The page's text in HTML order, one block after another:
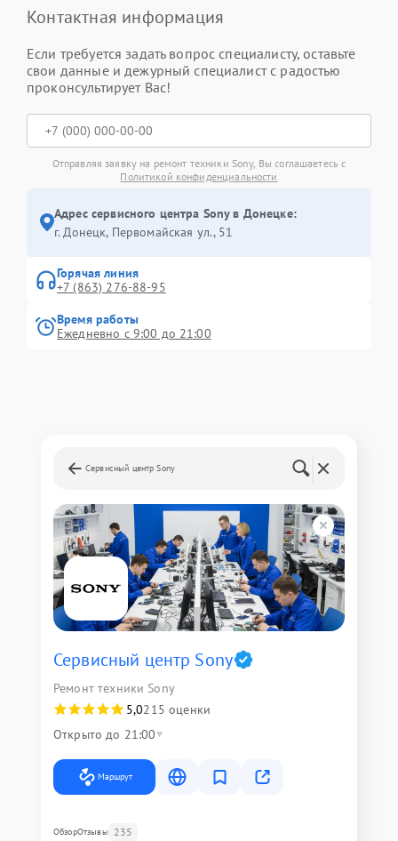
Контактная информация
Если требуется задать вопрос специалисту, оставьте
свои данные и дежурный специалист с радостью
проконсультирует Вас!
Отправляя заявку на ремонт техники Sony, Вы соглашаетесь с
Политикой конфиденциальности
Адрес сервисного центра Sony в Донецке:
г. Донецк, Первомайская ул., 51
Горячая линия
+7 (863) 276-88-95
Время работы
Ежедневно с 9:00 до 21:00
Сервисный центр Sony
Сервисный центр Sony
Ремонт техники Sony
5,0215 оценки
Открыто до 21:00
Маршрут
ОбзорОтзывы 235